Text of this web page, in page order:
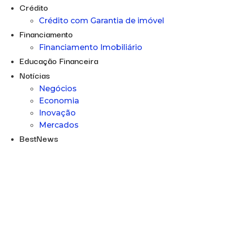
Crédito
Crédito com Garantia de imóvel
Financiamento
Financiamento Imobiliário
Educação Financeira
Notícias
Negócios
Economia
Inovação
Mercados
BestNews